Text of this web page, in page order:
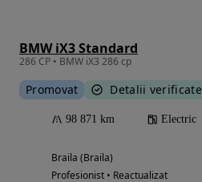
BMW iX3 Standard
286 CP • BMW iX3 286 cp
Promovat Detalii verificate
98 871 km Electric
Braila (Braila)
Profesionist • Reactualizat